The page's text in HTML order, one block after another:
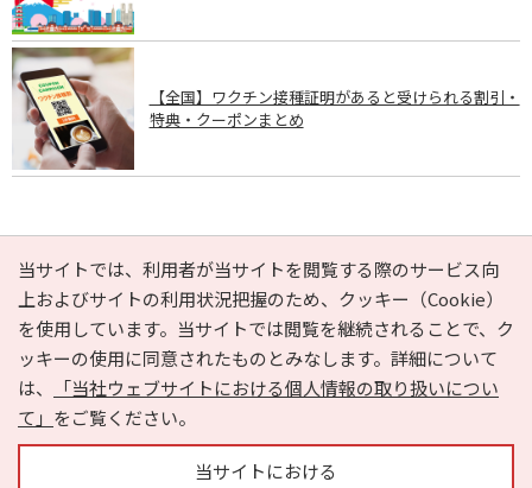
【全国】ワクチン接種証明があると受けられる割引・
特典・クーポンまとめ
PAGE TOP
当サイトでは、利用者が当サイトを閲覧する際のサービス向
上およびサイトの利用状況把握のため、クッキー（Cookie）
を使用しています。当サイトでは閲覧を継続されることで、ク
ッキーの使用に同意されたものとみなします。詳細について
は、
「当社ウェブサイトにおける個人情報の取り扱いについ
て」 をご覧ください。
当サイトにおける
e-NAVITA（イーナビタ）とは？ お気に入り
ヘルプ
利用規約
個人情報の取り扱いについて
運営会社
サイトマップ
広告掲載に関するお問い合わせ